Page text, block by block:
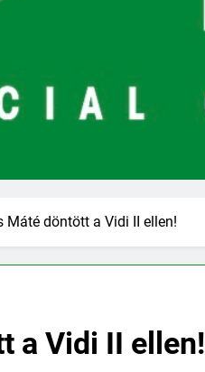
Máté döntött a Vidi II ellen!
a Vidi II ellen!